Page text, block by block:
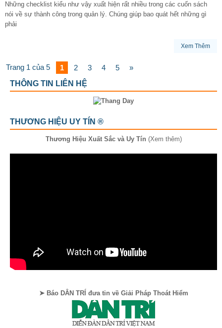
Những checklist kiểu như vậy xuất hiện rất nhiều trong các cuốn sách
nói về sự thành công trong quản lý. Chúng giúp bao quát hết những gì
phải
Xem Thêm
Trang 1 của 5 1 2 3 4 5
»
THÔNG TIN LIÊN HỆ
THƯƠNG HIỆU UY TÍN ®
Thương Hiệu Xuất Sắc và Uy Tín (Xem thêm)
➤ Báo DÂN TRÍ đưa tin về Giải Pháp Thoát Hiểm